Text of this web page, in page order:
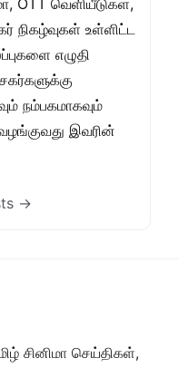
OTT வெளியீடுகள்,
நிகழ்வுகள் உள்ளிட்ட
எழுதி
நம்பகமாகவும்
இவரின்
→
சினிமா செய்திகள்,